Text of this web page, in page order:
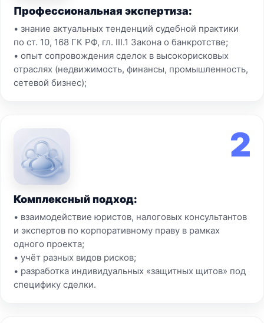
Профессиональная экспертиза:
• знание актуальных тенденций судебной практики
по ст. 10, 168 ГК РФ, гл. III.1 Закона о банкротстве;
• опыт сопровождения сделок в высокорисковых
отраслях (недвижимость, финансы, промышленность,
сетевой бизнес);
2
Комплексный подход:
• взаимодействие юристов, налоговых консультантов
и экспертов по корпоративному праву в рамках
одного проекта;
• учёт разных видов рисков;
• разработка индивидуальных «защитных щитов» под
специфику сделки.